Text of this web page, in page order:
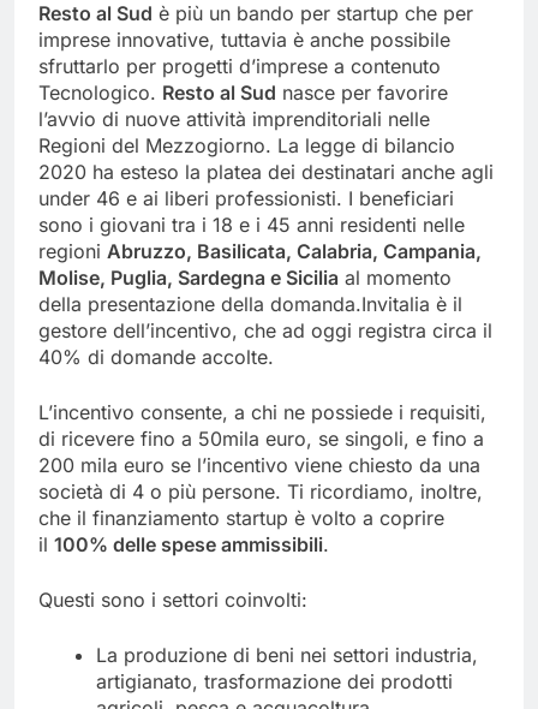
Resto al Sud è più un bando per startup che per
imprese innovative, tuttavia è anche possibile
sfruttarlo per progetti d’imprese a contenuto
Tecnologico. Resto al Sud nasce per favorire
l’avvio di nuove attività imprenditoriali nelle
Regioni del Mezzogiorno. La legge di bilancio
2020 ha esteso la platea dei destinatari anche agli
under 46 e ai liberi professionisti. I beneficiari
sono i giovani tra i 18 e i 45 anni residenti nelle
regioni Abruzzo, Basilicata, Calabria, Campania,
Molise, Puglia, Sardegna e Sicilia al momento
della presentazione della domanda.Invitalia è il
gestore dell’incentivo, che ad oggi registra circa il
40% di domande accolte.
L’incentivo consente, a chi ne possiede i requisiti,
di ricevere fino a 50mila euro, se singoli, e fino a
200 mila euro se l’incentivo viene chiesto da una
società di 4 o più persone. Ti ricordiamo, inoltre,
che il finanziamento startup è volto a coprire
il 100% delle spese ammissibili.
Questi sono i settori coinvolti:
La produzione di beni nei settori industria,
artigianato, trasformazione dei prodotti